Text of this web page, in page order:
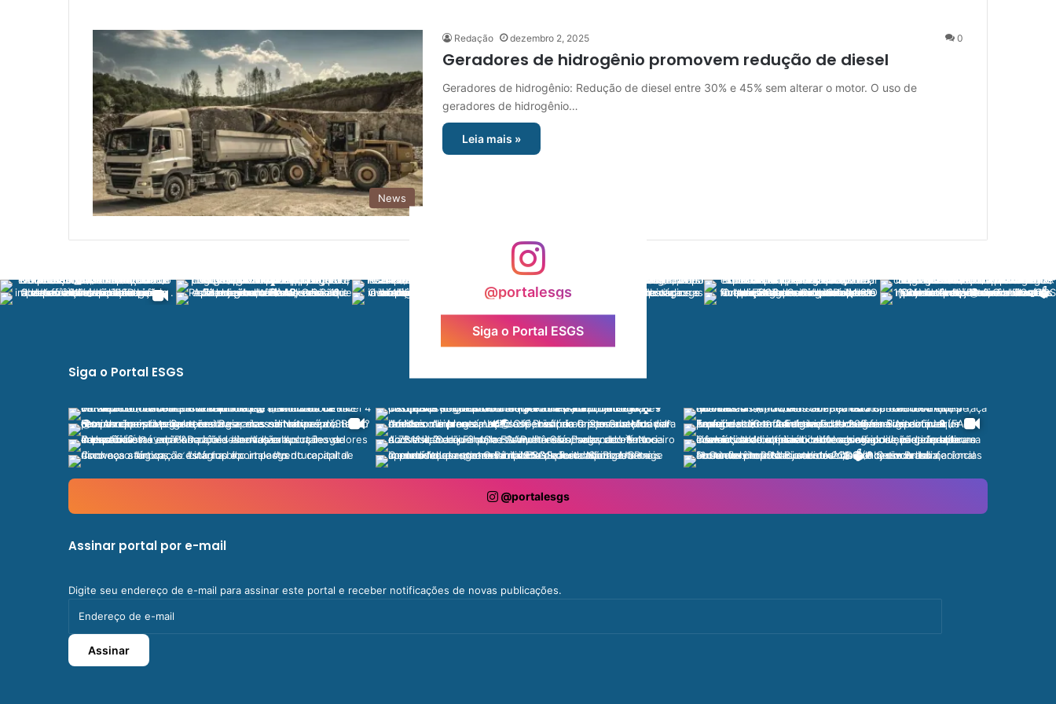
News
Redação dezembro 2, 2025 0
Geradores de hidrogênio promovem redução de diesel
Geradores de hidrogênio: Redução de diesel entre 30% e 45% sem alterar o motor. O uso de
geradores de hidrogênio…
Leia mais »
@portalesgs
Siga o Portal ESGS
Siga o Portal ESGS
@portalesgs
Assinar portal por e-mail
Digite seu endereço de e-mail para assinar este portal e receber notificações de novas publicações.
de
e-
mail
Assinar